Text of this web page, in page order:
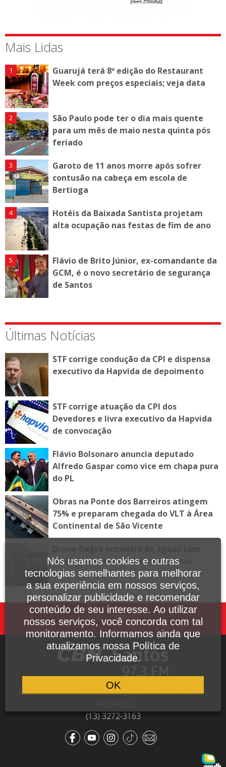
Mais Lidas
Guarujá terá 8ª edição do Restaurant
Week com preços especiais; veja data
São Paulo pode ter o dia mais quente
para um mês de maio nesta quinta pós
feriado
Garoto de 11 anos morre após sofrer
contusão na cabeça em escola de
Bertioga
Hotéis da Baixada Santista projetam
alta ocupação nas festas de fim de ano
Flávio de Brito Júnior, ex-comandante da
GCM, é o novo secretário de segurança
de Santos
Últimas Notícias
STF corrige condução da CPI e dispensa
executivo da Hapvida de depoimento
STF corrige atuação da CPI dos
Devedores e livra executivo da Hapvida
de convocação
Flávio Bolsonaro anuncia deputado
Alfredo Gaspar como vice em chapa pura
do PL
Obras na Ponte dos Barreiros atingem
75% e preparam chegada do VLT à Área
Continental de São Vicente
cores diferentes no mar de Santos
Fale Conosco
Avenida Dr. Pedro Lessa, 1640, sala 809, Santos - SP,
(13) 3272-3163
Nós usamos cookies e outras
tecnologias semelhantes para melhorar
a sua experiência em nossos serviços,
personalizar publicidade e recomendar
conteúdo de seu interesse. Ao utilizar
nossos serviços, você concorda com tal
monitoramento. Informamos ainda que
atualizamos nossa Política de
Privacidade.
OK